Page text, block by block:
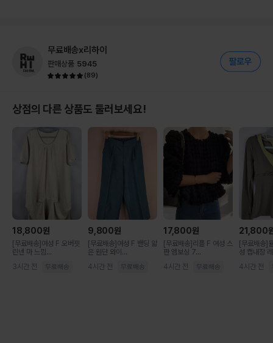
무료배송x리하이
판매상품 5945
(89)
상점의 다른 상품도 둘러보세요!
18,800원
[무료배송]여성 F 오버핏
린넨 마 느낌...
3시간 전
9,800원
[무료배송]여성 F 밴딩 얇
은 원단 와이...
4시간 전
17,800원
[무료배송]리플 F 여성 스
판 엠보싱 7...
4시간 전
21,800
[무료배송]
성 캡내장
4시간 전